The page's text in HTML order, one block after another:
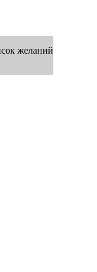
желаний